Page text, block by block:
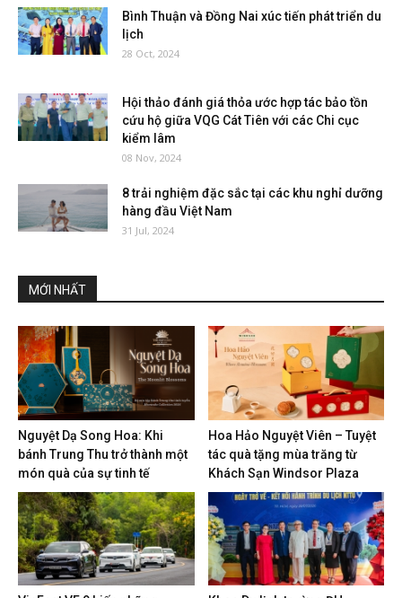
Bình Thuận và Đồng Nai xúc tiến phát triển du
lịch
28 Oct, 2024
Hội thảo đánh giá thỏa ước hợp tác bảo tồn
cứu hộ giữa VQG Cát Tiên với các Chi cục
kiểm lâm
08 Nov, 2024
8 trải nghiệm đặc sắc tại các khu nghỉ dưỡng
hàng đầu Việt Nam
31 Jul, 2024
MỚI NHẤT
Nguyệt Dạ Song Hoa: Khi
bánh Trung Thu trở thành một
món quà của sự tinh tế
Hoa Hảo Nguyệt Viên – Tuyệt
tác quà tặng mùa trăng từ
Khách Sạn Windsor Plaza